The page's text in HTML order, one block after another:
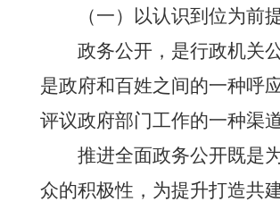
（一）以认识到位为前
政务公开，是行政机关
是政府和百姓之间的一种呼
评议政府部门工作的一种渠道
推进全面政务公开既是
众的积极性，为提升打造共